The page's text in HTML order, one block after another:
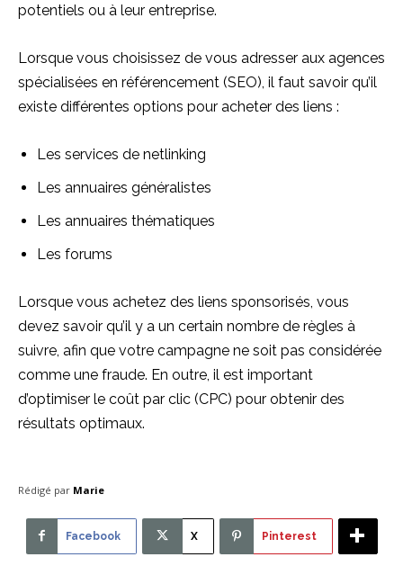
potentiels ou à leur entreprise.
Lorsque vous choisissez de vous adresser aux agences
spécialisées en référencement (SEO), il faut savoir qu’il
existe différentes options pour acheter des liens :
Les services de netlinking
Les annuaires généralistes
Les annuaires thématiques
Les forums
Lorsque vous achetez des liens sponsorisés, vous
devez savoir qu’il y a un certain nombre de règles à
suivre, afin que votre campagne ne soit pas considérée
comme une fraude. En outre, il est important
d’optimiser le coût par clic (CPC) pour obtenir des
résultats optimaux.
Rédigé par Marie
Facebook X Pinterest